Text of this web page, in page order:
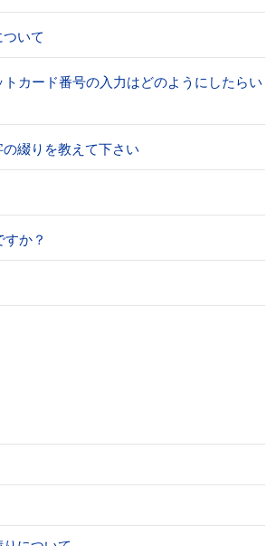
いて
トカード番号の入力はどのようにしたらい
綴りを教えて下さい
か？